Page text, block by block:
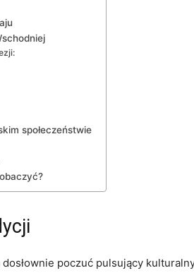
społeczeństwie
‍poczuć pulsujący